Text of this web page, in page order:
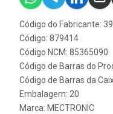
Código do Fabricante:
Código: 879414
Código NCM: 85365090
Código de Barras do
Código de Barras da
Embalagem: 20
Marca: MECTRONIC